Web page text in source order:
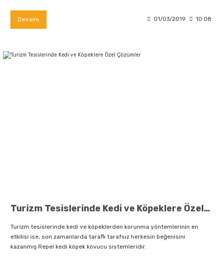
Devamı 01/03/2019 10:08
Turizm Tesislerinde Kedi ve Köpeklere Özel Çözümler
Turizm tesislerinde kedi ve köpeklerden korunma yöntemlerinin en
etkilisi ise, son zamanlarda taraflı tarafsız herkesin beğenisini
kazanmış Repel kedi köpek kovucu sistemleridir.